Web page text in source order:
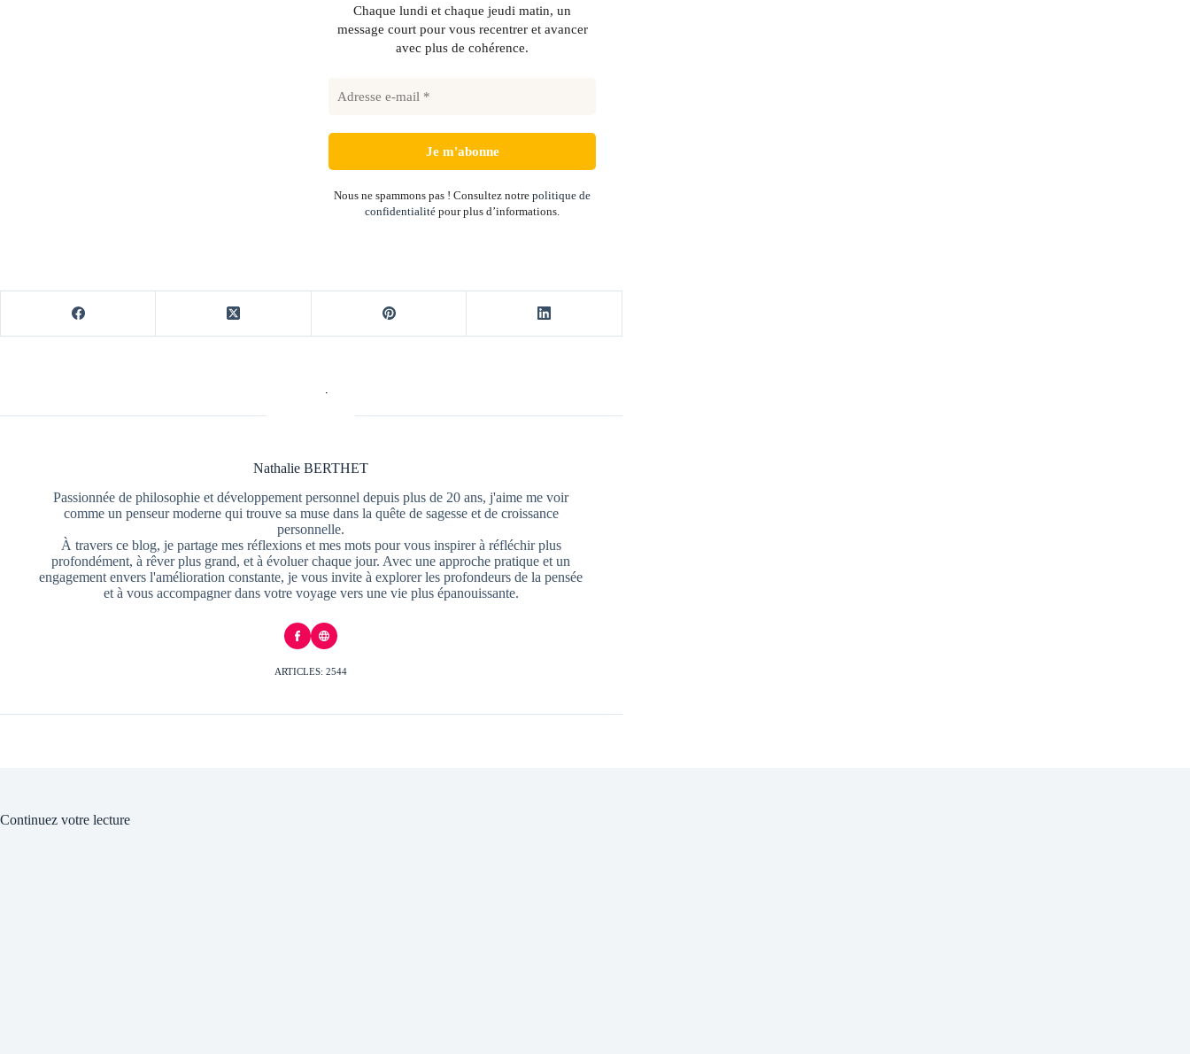
Chaque lundi et chaque jeudi matin, un
message court pour vous recentrer et avancer
avec plus de cohérence.
Nous ne spammons pas ! Consultez notrepolitique de
confidentialité pour plus d’informations.
Nathalie BERTHET
Passionnée de philosophie et développement personnel depuis plus de 20 ans, j'aime me voir
comme un penseur moderne qui trouve sa muse dans la quête de sagesse et de croissance
personnelle.
À travers ce blog, je partage mes réflexions et mes mots pour vous inspirer à réfléchir plus
profondément, à rêver plus grand, et à évoluer chaque jour. Avec une approche pratique et un
engagement envers l'amélioration constante, je vous invite à explorer les profondeurs de la pensée
et à vous accompagner dans votre voyage vers une vie plus épanouissante.
ARTICLES: 2544
Continuez votre lecture